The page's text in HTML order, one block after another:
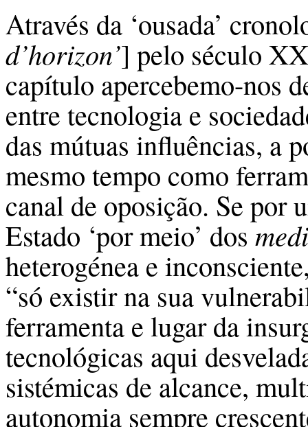
Através da ‘ousada’
d’horizon’] pelo século
capítulo apercebemo-nos
entre tecnologia e
das mútuas influências, a
mesmo tempo como
canal de oposição. Se por
Estado ‘por meio’ dos
heterogénea e
“só existir na sua
ferramenta e lugar da
tecnológicas aqui
sistémicas de alcance,
autonomia sempre